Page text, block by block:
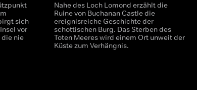
sich
vor
die nie
Nahe des Loch Lomond erzählt die
Ruine von Buchanan Castle die
ereignisreiche Geschichte der
schottischen Burg. Das Sterben des
Toten Meeres wird einem Ort unweit der
Küste zum Verhängnis.